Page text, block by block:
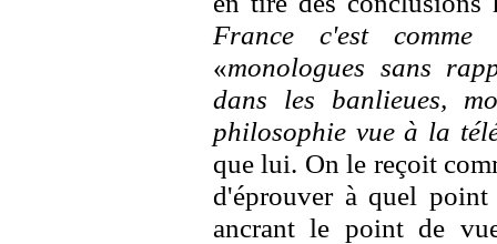
France c'est comme
«monologues sans
dans les banlieues,
philosophie vue à la
que lui. On le reçoit
d'éprouver à quel
ancrant le point de